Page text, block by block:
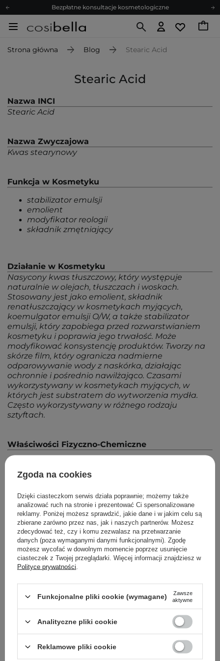
Bezpłatne konsultacje kosmetologiczne
Z nami to możliwe! Realizacja zamówienia do 24h.
Zapisz się na newsletter pełen porad
Z nami to możliwe! Realizacja zamówienia do 24h.
Zapisz się na newsletter pełen porad
Strona główna Blog Stearic Acid
Stearic Acid
Nazwa INCI
Stearic Acid
Nazwa Zwyczajowa
Kwas stearynowy
Funkcja w Kosmetyku
stabilizator emulsji
emolient
modyfikator reologii
składnik zmętniający
Działanie w Kosmetyku
Nasycony kwas tłuszczowy, który występuje
naturalnie w olejach, tłuszczach i woskach.
Stosowany jest jako emolient, składnik
renatłuszczający w kosmetykach myjących,
koemulgator emulsji O/W, a także stabilizator
emulsji, który zapobiega przed rozwarstwianiem
kosmetyku i poprawia jego trwałość. Może
modyfikować konsystencję produktów. Tworzy na
skórze film, który ogranicza nadmierne
odparowywanie wody z naskórka, działając
ochronnie i pośrednio nawilżająco. Czasami
wykorzystywany w kosmetykach myjących, w
których jest substratem do wytworzenia mydła.
Często wykorzystywany w różnego rodzaju
sztyftach.
Właściwości Fizyczno-Chemiczne
barwa biała lub żółta
nierozpuszczalny w wodzie
rozpuszczalny w alkoholu lub eterze
Powrót do Cosipedii
Pokaż więcej wpisów z Luty 2021
Newsletter Cosibella
Pielęgnacyjne checklisty, eksperckie porady,
Zgoda na cookies
Dzięki ciasteczkom serwis działa poprawnie; możemy także
analizować ruch na stronie i prezentować Ci spersonalizowane
reklamy. Poniżej możesz sprawdzić, jakie dane i w jakim celu są
zbierane zarówno przez nas, jak i naszych partnerów. Możesz
zdecydować też, czy i komu zezwalasz na przetwarzanie
danych (poza wymaganymi danymi funkcjonalnymi). Zgodę
możesz wycofać w dowolnym momencie poprzez usunięcie
ciasteczek z Twojej przeglądarki. Więcej informacji znajdziesz w
Polityce prywatności
Funkcjonalne pliki cookie (wymagane)
Zawsze
aktywne
Analityczne pliki cookie
Reklamowe pliki cookie